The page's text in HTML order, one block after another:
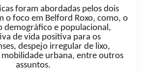
foram abordadas pelos dois
o foco em Belford Roxo, como, o
demográfico e populacional,
de vida positiva para os
despejo irregular de lixo,
urbana, entre outros
assuntos.